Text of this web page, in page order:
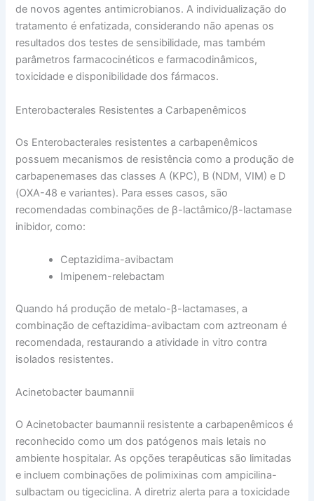
de novos agentes antimicrobianos. A individualização do
tratamento é enfatizada, considerando não apenas os
resultados dos testes de sensibilidade, mas também
parâmetros farmacocinéticos e farmacodinâmicos,
toxicidade e disponibilidade dos fármacos.
Enterobacterales Resistentes a Carbapenêmicos
Os Enterobacterales resistentes a carbapenêmicos
possuem mecanismos de resistência como a produção de
carbapenemases das classes A (KPC), B (NDM, VIM) e D
(OXA-48 e variantes). Para esses casos, são
recomendadas combinações de β-lactâmico/β-lactamase
inibidor, como:
Ceptazidima-avibactam
Imipenem-relebactam
Quando há produção de metalo-β-lactamases, a
combinação de ceftazidima-avibactam com aztreonam é
recomendada, restaurando a atividade in vitro contra
isolados resistentes.
Acinetobacter baumannii
O Acinetobacter baumannii resistente a carbapenêmicos é
reconhecido como um dos patógenos mais letais no
ambiente hospitalar. As opções terapêuticas são limitadas
e incluem combinações de polimixinas com ampicilina-
sulbactam ou tigeciclina. A diretriz alerta para a toxicidade